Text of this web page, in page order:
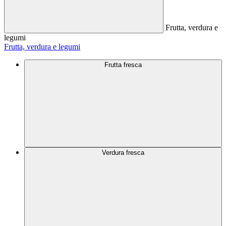
Frutta, verdura e
legumi
Frutta, verdura e legumi
Frutta fresca
Verdura fresca